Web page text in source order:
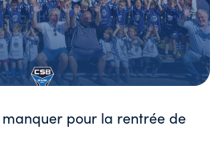
pour la rentrée de